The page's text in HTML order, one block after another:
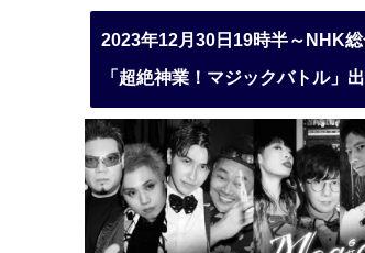
2023年12月30日19時半～NHK
「超絶神業！マジックバトル」